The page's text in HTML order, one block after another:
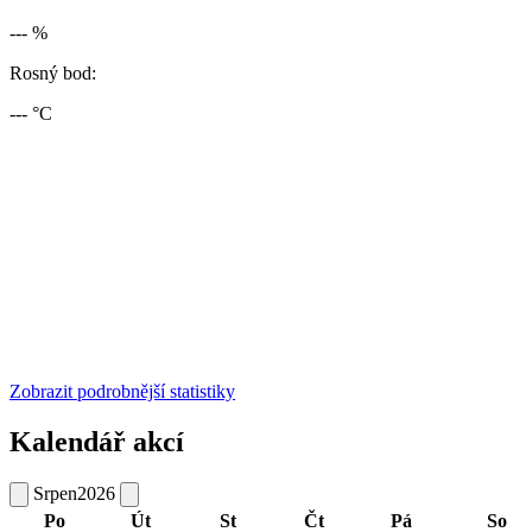
--- %
Rosný bod:
--- °C
Zobrazit podrobnější statistiky
Kalendář akcí
Srpen2026
Po
Út St Čt Pá
So